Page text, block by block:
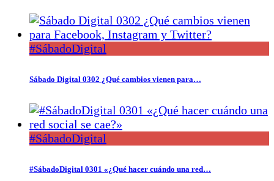
#SábadoDigital
Sábado Digital 0302 ¿Qué cambios vienen para…
#SábadoDigital
#SábadoDigital 0301 «¿Qué hacer cuándo una red…